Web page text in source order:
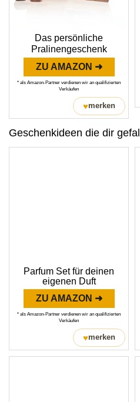
Das persönliche
Pralinengeschenk
ZU AMAZON ➜
* als Amazon-Partner verdienen wir an qualifizierten
Verkäufen
♥merken
Geschenkideen die dir
Parfum Set für deinen
eigenen Duft
ZU AMAZON ➜
* als Amazon-Partner verdienen wir an qualifizierten
Verkäufen
♥merken